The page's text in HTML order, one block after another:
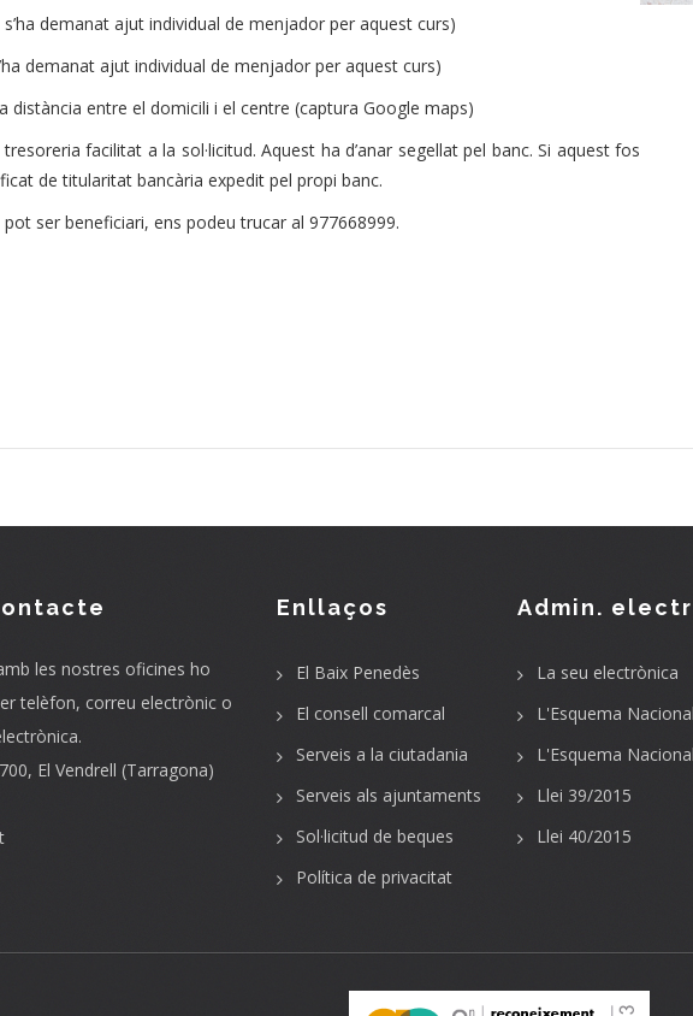
demanat ajut individual de menjador per aquest curs)
demanat ajut individual de menjador per aquest curs)
distància entre el domicili i el centre (captura Google maps)
facilitat a la sol·licitud. Aquest ha d’anar segellat pel banc. Si aquest fos
de titularitat bancària expedit pel propi banc.
ser beneficiari, ens podeu trucar al 977668999.
les nostres oficines ho
telèfon, correu electrònic o
El Vendrell (Tarragona)
Enllaços
El Baix Penedès
El consell comarcal
Serveis a la ciutadania
Serveis als ajuntaments
Sol·licitud de beques
Política de privacitat
Admin.
La seu electrònica
L'Esquema
L'Esquema
Llei 39/2015
Llei 40/2015